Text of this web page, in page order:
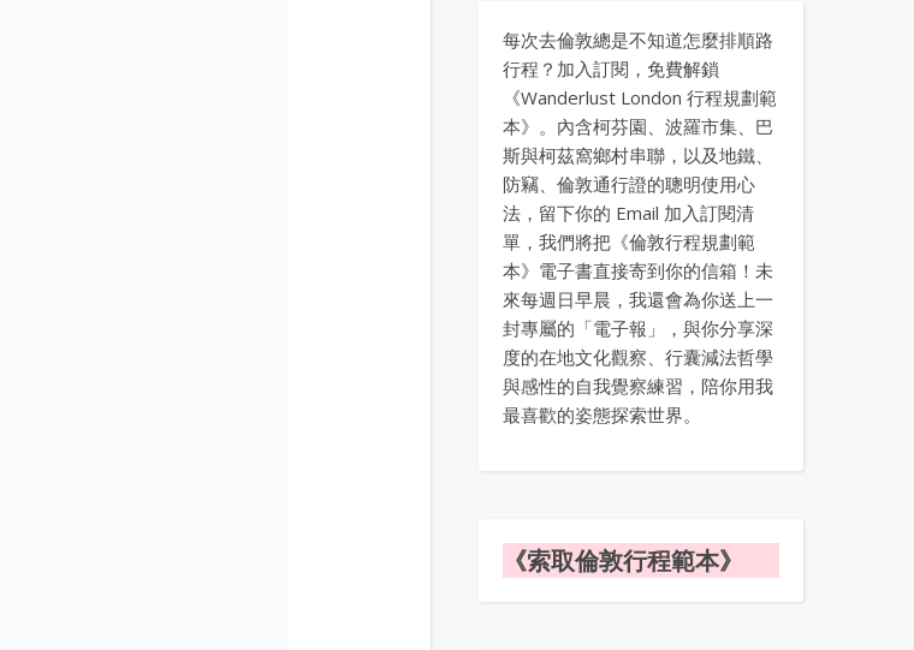
每次去倫敦總是不知道怎麼排順路
行程？加入訂閱，免費解鎖
《Wanderlust London 行程規劃範
本》。內含柯芬園、波羅市集、巴
斯與柯茲窩鄉村串聯，以及地鐵、
防竊、倫敦通行證的聰明使用心
法，留下你的 Email 加入訂閱清
單，我們將把《倫敦行程規劃範
本》電子書直接寄到你的信箱！未
來每週日早晨，我還會為你送上一
封專屬的「電子報」，與你分享深
度的在地文化觀察、行囊減法哲學
與感性的自我覺察練習，陪你用我
最喜歡的姿態探索世界。
《索取倫敦行程範本》